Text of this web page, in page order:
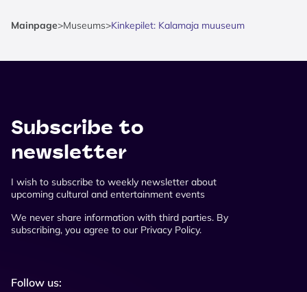
Mainpage>Museums>Kinkepilet: Kalamaja muuseum
Subscribe to
newsletter
I wish to subscribe to weekly newsletter about
upcoming cultural and entertainment events
We never share information with third parties. By
subscribing, you agree to our Privacy Policy.
Follow us: